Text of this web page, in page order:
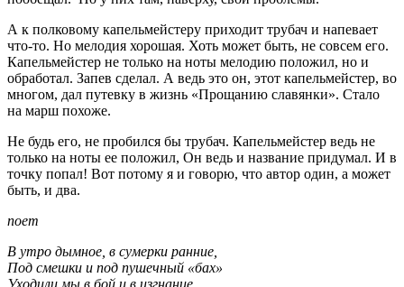
А к полковому капельмейстеру приходит трубач и напевает
что-то. Но мелодия хорошая. Хоть может быть, не совсем его.
Капельмейстер не только на ноты мелодию положил, но и
обработал. Запев сделал. А ведь это он, этот капельмейстер, во
многом, дал путевку в жизнь «Прощанию славянки». Стало
на марш похоже.
Не будь его, не пробился бы трубач. Капельмейстер ведь не
только на ноты ее положил, Он ведь и название придумал. И в
точку попал! Вот потому я и говорю, что автор один, а может
быть, и два.
поет
В утро дымное, в сумерки ранние,
Под смешки и под пушечный «бах»
Уходили мы в бой и в изгнание